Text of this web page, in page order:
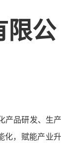
限公
产品研发、生
，赋能产业升